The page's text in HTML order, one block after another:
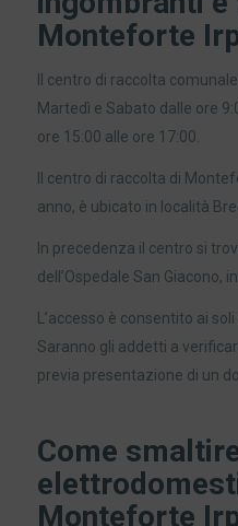
Monteforte
Il centro di raccolta
Martedì e Sabato dalle ore
ore 15:00 alle ore 17:00.
Il centro di raccolta di
anno, è ubicato in località
In precedenza il centro si
dell’Ospedale San Giacono,
L’accesso è consentito ai
Saranno gli addetti a
previa presentazione di un
Come
Monteforte